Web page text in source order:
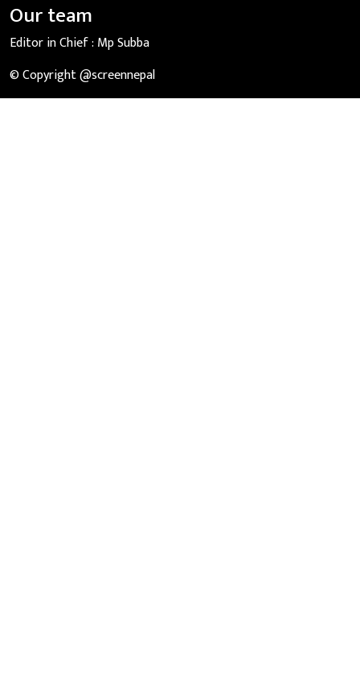
Our team
Editor in Chief : Mp Subba
© Copyright @screennepal